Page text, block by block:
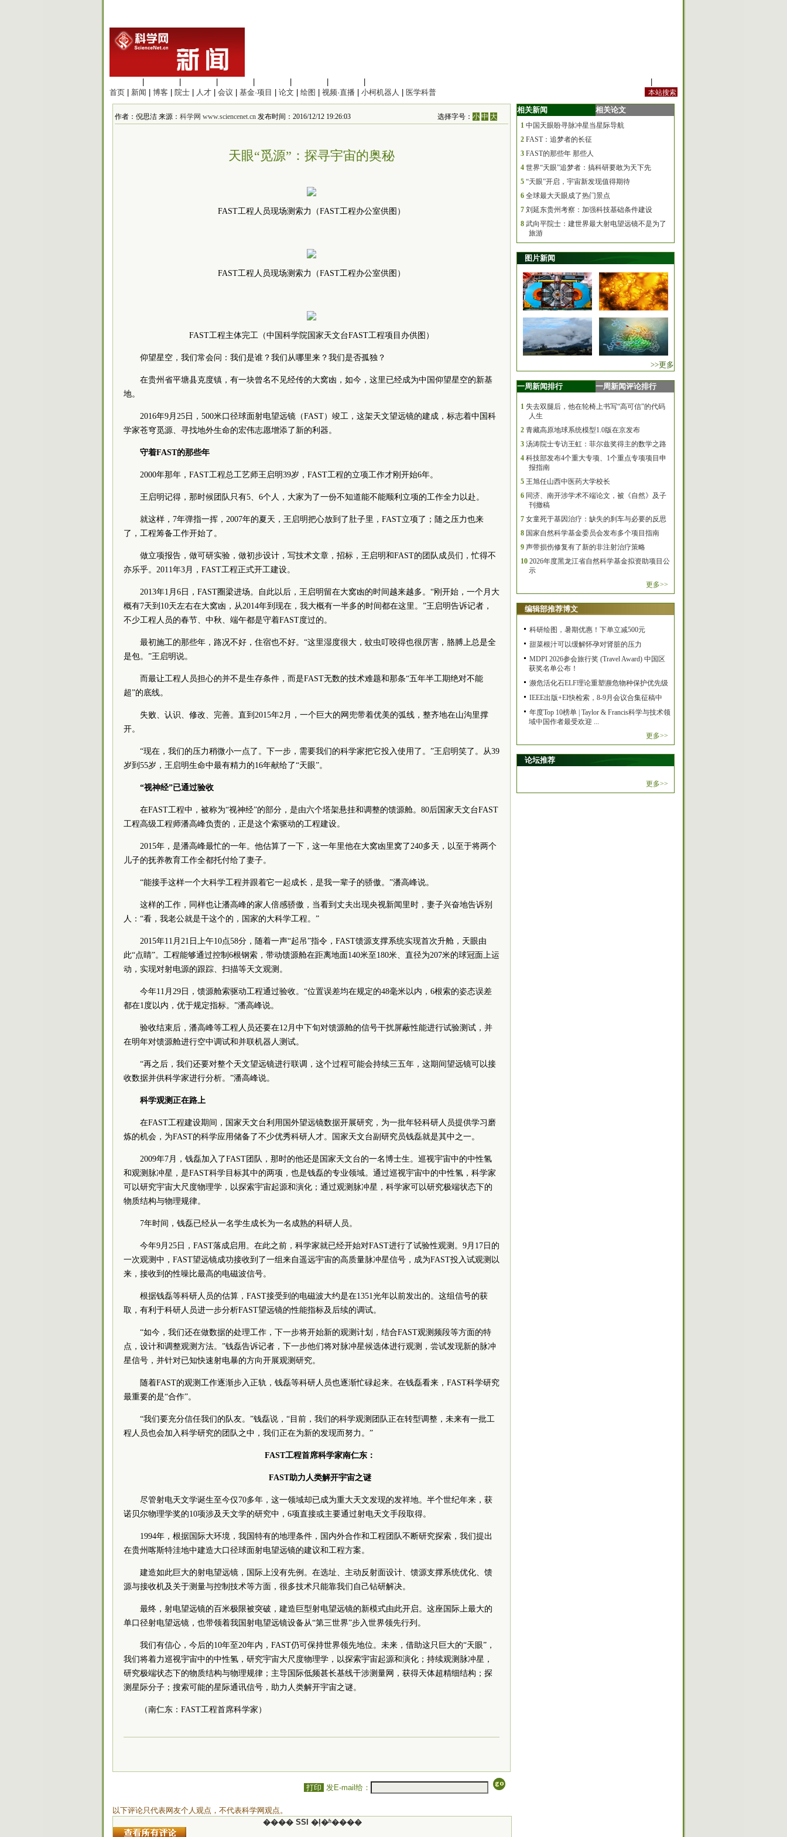
首页
新闻 博客 院士 人才 会议 基金·项目 论文 绘图 视频·直播 小柯机器人 医学科普
作者：倪思洁 来源： 科学网 www.sciencenet.cn 发布时间：2016/12/12 19:26:03 选择字号：小 中 大
天眼“觅源”：探寻宇宙的奥秘
FAST工程人员现场测索力（FAST工程办公室供图）
FAST工程人员现场测索力（FAST工程办公室供图）
FAST工程主体完工（中国科学院国家天文台FAST工程项目办供图）
仰望星空，我们常会问：我们是谁？我们从哪里来？我们是否孤独？
在贵州省平塘县克度镇，有一块曾名不见经传的大窝凼，如今，这里已经成为中国仰望星空的新基
地。
2016年9月25日，500米口径球面射电望远镜（FAST）竣工，这架天文望远镜的建成，标志着中国科
学家苍穹觅源、寻找地外生命的宏伟志愿增添了新的利器。
守着FAST的那些年
2000年那年，FAST工程总工艺师王启明39岁，FAST工程的立项工作才刚开始6年。
王启明记得，那时候团队只有5、6个人，大家为了一份不知道能不能顺利立项的工作全力以赴。
就这样，7年弹指一挥，2007年的夏天，王启明把心放到了肚子里，FAST立项了；随之压力也来
了，工程筹备工作开始了。
做立项报告，做可研实验，做初步设计，写技术文章，招标，王启明和FAST的团队成员们，忙得不
亦乐乎。2011年3月，FAST工程正式开工建设。
2013年1月6日，FAST圈梁进场。自此以后，王启明留在大窝凼的时间越来越多。“刚开始，一个月大
概有7天到10天左右在大窝凼，从2014年到现在，我大概有一半多的时间都在这里。”王启明告诉记者，
不少工程人员的春节、中秋、端午都是守着FAST度过的。
最初施工的那些年，路况不好，住宿也不好。“这里湿度很大，蚊虫叮咬得也很厉害，胳膊上总是全
是包。”王启明说。
而最让工程人员担心的并不是生存条件，而是FAST无数的技术难题和那条“五年半工期绝对不能
超”的底线。
失败、认识、修改、完善。直到2015年2月，一个巨大的网兜带着优美的弧线，整齐地在山沟里撑
开。
“现在，我们的压力稍微小一点了。下一步，需要我们的科学家把它投入使用了。”王启明笑了。从39
岁到55岁，王启明生命中最有精力的16年献给了“天眼”。
“视神经”已通过验收
在FAST工程中，被称为“视神经”的部分，是由六个塔架悬挂和调整的馈源舱。80后国家天文台FAST
工程高级工程师潘高峰负责的，正是这个索驱动的工程建设。
2015年，是潘高峰最忙的一年。他估算了一下，这一年里他在大窝凼里窝了240多天，以至于将两个
儿子的抚养教育工作全都托付给了妻子。
“能接手这样一个大科学工程并跟着它一起成长，是我一辈子的骄傲。”潘高峰说。
这样的工作，同样也让潘高峰的家人倍感骄傲，当看到丈夫出现央视新闻里时，妻子兴奋地告诉别
人：“看，我老公就是干这个的，国家的大科学工程。”
2015年11月21日上午10点58分，随着一声“起吊”指令，FAST馈源支撑系统实现首次升舱，天眼由
此“点睛”。工程能够通过控制6根钢索，带动馈源舱在距离地面140米至180米、直径为207米的球冠面上运
动，实现对射电源的跟踪、扫描等天文观测。
今年11月29日，馈源舱索驱动工程通过验收。“位置误差均在规定的48毫米以内，6根索的姿态误差
都在1度以内，优于规定指标。”潘高峰说。
验收结束后，潘高峰等工程人员还要在12月中下旬对馈源舱的信号干扰屏蔽性能进行试验测试，并
在明年对馈源舱进行空中调试和并联机器人测试。
“再之后，我们还要对整个天文望远镜进行联调，这个过程可能会持续三五年，这期间望远镜可以接
收数据并供科学家进行分析。”潘高峰说。
科学观测正在路上
在FAST工程建设期间，国家天文台利用国外望远镜数据开展研究，为一批年轻科研人员提供学习磨
炼的机会，为FAST的科学应用储备了不少优秀科研人才。国家天文台副研究员钱磊就是其中之一。
2009年7月，钱磊加入了FAST团队，那时的他还是国家天文台的一名博士生。巡视宇宙中的中性氢
和观测脉冲星，是FAST科学目标其中的两项，也是钱磊的专业领域。通过巡视宇宙中的中性氢，科学家
可以研究宇宙大尺度物理学，以探索宇宙起源和演化；通过观测脉冲星，科学家可以研究极端状态下的
物质结构与物理规律。
7年时间，钱磊已经从一名学生成长为一名成熟的科研人员。
今年9月25日，FAST落成启用。在此之前，科学家就已经开始对FAST进行了试验性观测。9月17日的
一次观测中，FAST望远镜成功接收到了一组来自遥远宇宙的高质量脉冲星信号，成为FAST投入试观测以
来，接收到的性噪比最高的电磁波信号。
根据钱磊等科研人员的估算，FAST接受到的电磁波大约是在1351光年以前发出的。这组信号的获
取，有利于科研人员进一步分析FAST望远镜的性能指标及后续的调试。
“如今，我们还在做数据的处理工作，下一步将开始新的观测计划，结合FAST观测频段等方面的特
点，设计和调整观测方法。”钱磊告诉记者，下一步他们将对脉冲星候选体进行观测，尝试发现新的脉冲
星信号，并针对已知快速射电暴的方向开展观测研究。
随着FAST的观测工作逐渐步入正轨，钱磊等科研人员也逐渐忙碌起来。在钱磊看来，FAST科学研究
最重要的是“合作”。
“我们要充分信任我们的队友。”钱磊说，“目前，我们的科学观测团队正在转型调整，未来有一批工
程人员也会加入科学研究的团队之中，我们正在为新的发现而努力。”
FAST工程首席科学家南仁东：
FAST助力人类解开宇宙之谜
尽管射电天文学诞生至今仅70多年，这一领域却已成为重大天文发现的发祥地。半个世纪年来，获
诺贝尔物理学奖的10项涉及天文学的研究中，6项直接或主要通过射电天文手段取得。
1994年，根据国际大环境，我国特有的地理条件，国内外合作和工程团队不断研究探索，我们提出
在贵州喀斯特洼地中建造大口径球面射电望远镜的建议和工程方案。
建造如此巨大的射电望远镜，国际上没有先例。在选址、主动反射面设计、馈源支撑系统优化、馈
源与接收机及关于测量与控制技术等方面，很多技术只能靠我们自己钻研解决。
最终，射电望远镜的百米极限被突破，建造巨型射电望远镜的新模式由此开启。这座国际上最大的
单口径射电望远镜，也带领着我国射电望远镜设备从“第三世界”步入世界领先行列。
我们有信心，今后的10年至20年内，FAST仍可保持世界领先地位。未来，借助这只巨大的“天眼”，
我们将着力巡视宇宙中的中性氢，研究宇宙大尺度物理学，以探索宇宙起源和演化；持续观测脉冲星，
研究极端状态下的物质结构与物理规律；主导国际低频甚长基线干涉测量网，获得天体超精细结构；探
测星际分子；搜索可能的星际通讯信号，助力人类解开宇宙之谜。
（南仁东：FAST工程首席科学家）
打印 发E-mail给：
以下评论只代表网友个人观点，不代表科学网观点。
���� SSI �ļ�ʱ����
相关新闻 相关论文
1 中国天眼盼寻脉冲星当星际导航
2 FAST：追梦者的长征
3 FAST的那些年 那些人
4 世界“天眼”追梦者：搞科研要敢为天下先
5 “天眼”开启，宇宙新发现值得期待
6 全球最大天眼成了热门景点
7 刘延东贵州考察：加强科技基础条件建设
8 武向平院士：建世界最大射电望远镜不是为了
旅游
图片新闻
>>更多
一周新闻排行 一周新闻评论排行
1 失去双腿后，他在轮椅上书写“高可信”的代码
人生
2 青藏高原地球系统模型1.0版在京发布
3 汤涛院士专访王虹：菲尔兹奖得主的数学之路
4 科技部发布4个重大专项、1个重点专项项目申
报指南
5 王旭任山西中医药大学校长
6 同济、南开涉学术不端论文，被《自然》及子
刊撤稿
7 女童死于基因治疗：缺失的刹车与必要的反思
8 国家自然科学基金委员会发布多个项目指南
9 声带损伤修复有了新的非注射治疗策略
10 2026年度黑龙江省自然科学基金拟资助项目公
示
更多>>
编辑部推荐博文
科研绘图，暑期优惠！下单立减500元
甜菜根汁可以缓解怀孕对肾脏的压力
MDPI 2026参会旅行奖 (Travel Award) 中国区
获奖名单公布！
濒危活化石ELF理论重塑濒危物种保护优先级
IEEE出版+EI快检索，8-9月会议合集征稿中
年度Top 10榜单 | Taylor & Francis科学与技术领
域中国作者最受欢迎 ...
更多>>
论坛推荐
更多>>